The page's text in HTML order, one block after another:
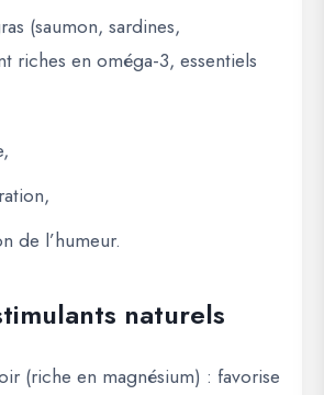
(saumon, sardines,
riches en oméga-3, essentiels
de l’humeur.
naturels
(riche en magnésium) : favorise